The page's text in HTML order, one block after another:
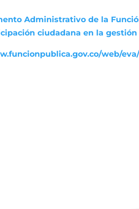
Administrativo de la
ciudadana en la
web/